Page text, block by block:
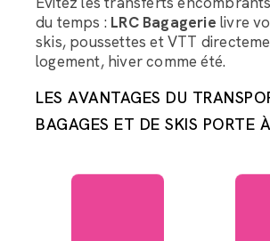
du temps : LRC Bagagerie livre
skis, poussettes et VTT
logement, hiver comme été.
LES AVANTAGES DU
BAGAGES ET DE SKIS PORTE